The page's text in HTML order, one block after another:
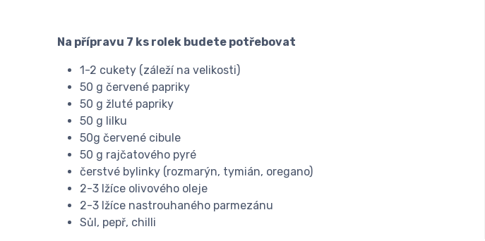
Na přípravu 7 ks rolek budete potřebovat
1-2 cukety (záleží na velikosti)
50 g červené papriky
50 g žluté papriky
50 g lilku
50g červené cibule
50 g rajčatového pyré
čerstvé bylinky (rozmarýn, tymián, oregano)
2-3 lžíce olivového oleje
2-3 lžíce nastrouhaného parmezánu
Sůl, pepř, chilli